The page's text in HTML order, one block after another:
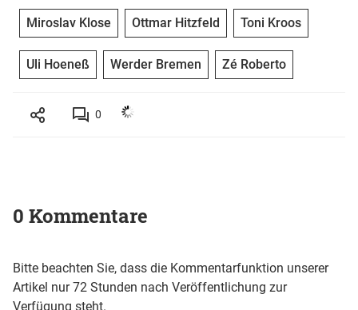
Miroslav Klose Ottmar Hitzfeld Toni Kroos
Uli Hoeneß Werder Bremen Zé Roberto
0
0 Kommentare
Bitte beachten Sie, dass die Kommentarfunktion unserer
Artikel nur 72 Stunden nach Veröffentlichung zur
Verfügung steht.